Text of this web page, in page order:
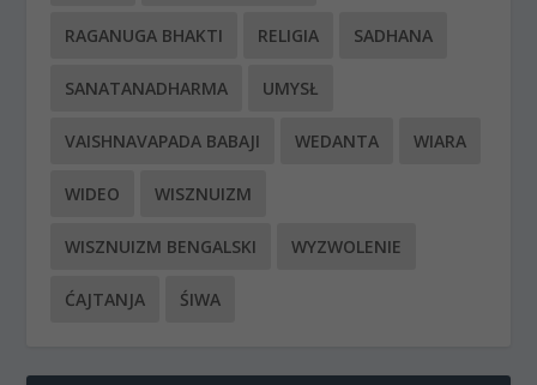
RAGANUGA BHAKTI RELIGIA SADHANA
SANATANADHARMA UMYSŁ
VAISHNAVAPADA BABAJI WEDANTA WIARA
WIDEO WISZNUIZM
WISZNUIZM BENGALSKI WYZWOLENIE
ĆAJTANJA ŚIWA